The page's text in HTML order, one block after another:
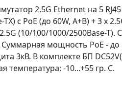
2.5G Ethernet на 5
с PoE (до 60W, A+B) + 3 x
(10/100/1000/2500Base-T).
Суммарная мощность PoE -
3кВ. В комплекте БП
температура: -10...+55 гр. С.